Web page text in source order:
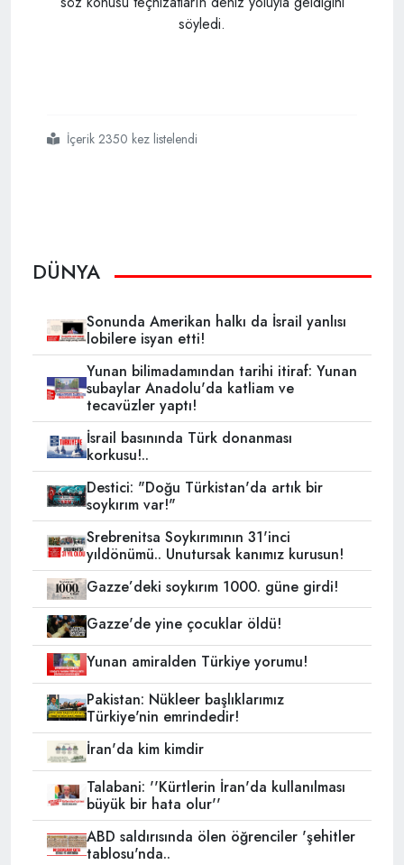
söyledi.
#abd nin
#s 400
#ikiyüzlülüğü
#hindistan
#caatsaya
#takılmadı
İçerik 2350 kez listelendi
DÜNYA
Sonunda Amerikan halkı da İsrail yanlısı
lobilere isyan etti!
Yunan bilimadamından tarihi itiraf: Yunan
subaylar Anadolu'da katliam ve
tecavüzler yaptı!
İsrail basınında Türk donanması
korkusu!..
Destici: "Doğu Türkistan'da artık bir
soykırım var!"
Srebrenitsa Soykırımının 31'inci
yıldönümü.. Unutursak kanımız kurusun!
Gazze’deki soykırım 1000. güne girdi!
Gazze'de yine çocuklar öldü!
Yunan amiralden Türkiye yorumu!
Pakistan: Nükleer başlıklarımız
Türkiye'nin emrindedir!
İran'da kim kimdir
Talabani: ''Kürtlerin İran'da kullanılması
büyük bir hata olur''
ABD saldırısında ölen öğrenciler 'şehitler
tablosu'nda..